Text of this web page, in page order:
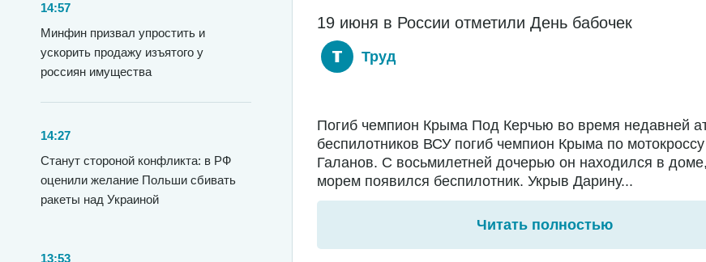
14:57
Минфин призвал упростить и
ускорить продажу изъятого у
россиян имущества
14:27
Станут стороной конфликта: в РФ
оценили желание Польши сбивать
ракеты над Украиной
13:53
19 июня в России отметили День бабочек
Труд
Погиб чемпион Крыма Под Керчью во время недавней
беспилотников ВСУ погиб чемпион Крыма по
Галанов. С восьмилетней дочерью он находился в
морем появился беспилотник. Укрыв Дарину...
Читать полностью